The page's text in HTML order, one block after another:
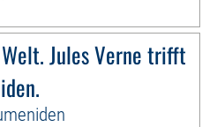
Jules Verne trifft